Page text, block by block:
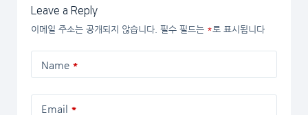
Leave a Reply
이메일 주소는 공개되지 않습니다. 필수 필드는 *로 표시됩니다
Name *
Email *